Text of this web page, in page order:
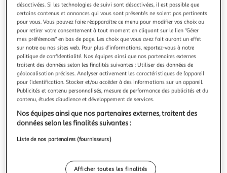
THE HOME DECO FACTORY
Bougie parfumée martelé or 9cm ambre
Informations Techniques : Dimensions : D. 8 x H. 9 cm
Matière : Cire Spécificités : Pratique & Utile Bougie
Parfumée Forme Ronde Senteur : Ambre Couleur : Or
En savoir +
Vendu par Paris Prix
Livr. ou retrait dès 3/4 jours
A partir de 7,99€
Plus d'options
désactivées. Si les technologies de suivi sont désactivées, il est possible que
certains contenus et annonces qui vous sont présentés ne soient pas pertinents
pour vous. Vous pouvez faire réapparaître ce menu pour modifier vos choix ou
pour retirer votre consentement à tout moment en cliquant sur le lien "Gérer
mes préférences" en bas de page. Les choix que vous avez fait auront un effet
sur notre ou nos sites web. Pour plus d’informations, reportez-vous à notre
politique de confidentialité. Nos équipes ainsi que nos partenaires externes
traitent des données selon les finalités suivantes : Utiliser des données de
géolocalisation précises. Analyser activement les caractéristiques de l’appareil
pour l’identification. Stocker et/ou accéder à des informations sur un appareil.
Publicités et contenu personnalisés, mesure de performance des publicités et du
contenu, études d’audience et développement de services.
Nos équipes ainsi que nos partenaires externes, traitent des
données selon les finalités suivantes :
Liste de nos partenaires (fournisseurs)
Afficher toutes les finalités